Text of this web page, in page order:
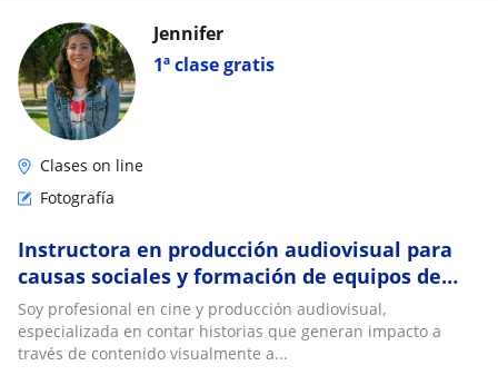
1ª clase gratis
Jennifer
Clases on line
Fotografía
Instructora en producción audiovisual para
causas sociales y formación de equipos de
medios
Soy profesional en cine y producción audiovisual,
especializada en contar historias que generan impacto a
través de contenido visualmente a...